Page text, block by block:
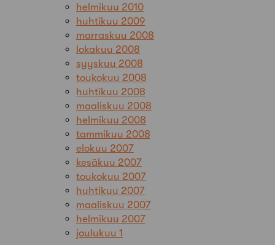
helmikuu 2010
huhtikuu 2009
marraskuu 2008
lokakuu 2008
syyskuu 2008
toukokuu 2008
huhtikuu 2008
maaliskuu 2008
helmikuu 2008
tammikuu 2008
elokuu 2007
kesäkuu 2007
toukokuu 2007
huhtikuu 2007
maaliskuu 2007
helmikuu 2007
joulukuu 1